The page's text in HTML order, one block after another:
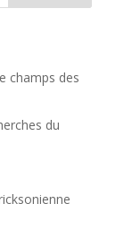
champs des
du